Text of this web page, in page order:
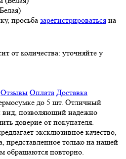
просьба зарегистрироваться на
от количества: уточняйте у
Отзывы Оплата Доставка
до 5 шт. Отличный
вид, позволяющий надежно
доверие от покупателя.
эксклюзивное качество,
представленное только на нашей
обращаются повторно.